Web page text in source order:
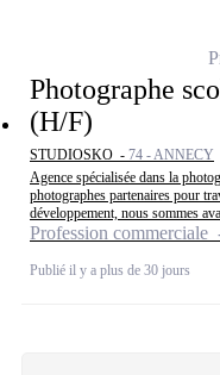
Photographe
(H/F)
STUDIOSKO - 74 - ANNECY
Agence spécialisée dans la
photographes partenaires pour
développement, nous sommes
Profession commerciale
Publié il y a plus de 30 jours